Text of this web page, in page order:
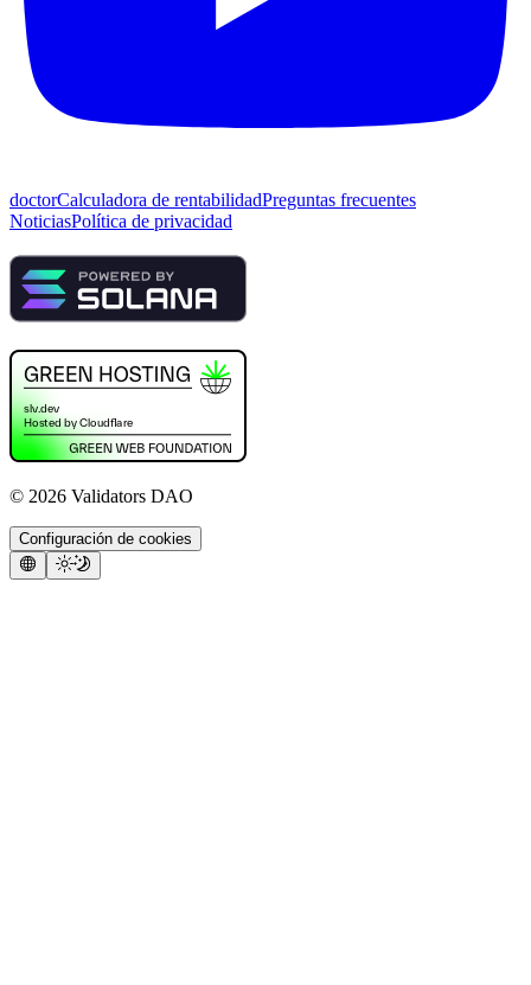
doctorCalculadora de rentabilidadPreguntas frecuentes
NoticiasPolítica de privacidad
© 2026 Validators DAO
Configuración de cookies